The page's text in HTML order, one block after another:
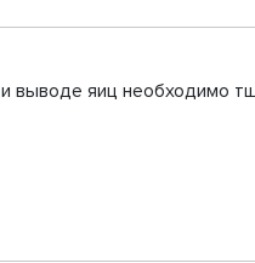
выводе яиц необходимо